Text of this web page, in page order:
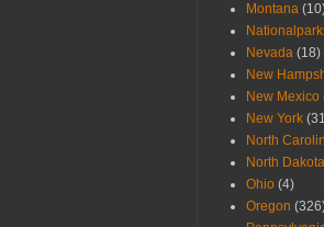
Montana
Nevada (18)
New
New Mexico
New York
North
North Dakota
Ohio (4)
Oregon